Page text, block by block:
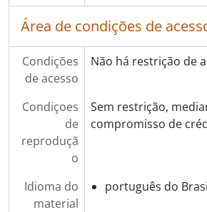
Área de condições de
Condições
de acesso
Não há restrição de
Condiçoes
de
reproduçã
o
Sem restrição,
compromisso de
Idioma do
material
português do